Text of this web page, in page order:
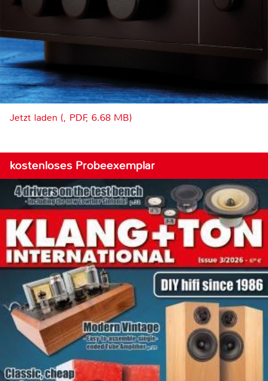
Jetzt laden (, PDF, 6.68 MB)
kostenloses Probeexemplar